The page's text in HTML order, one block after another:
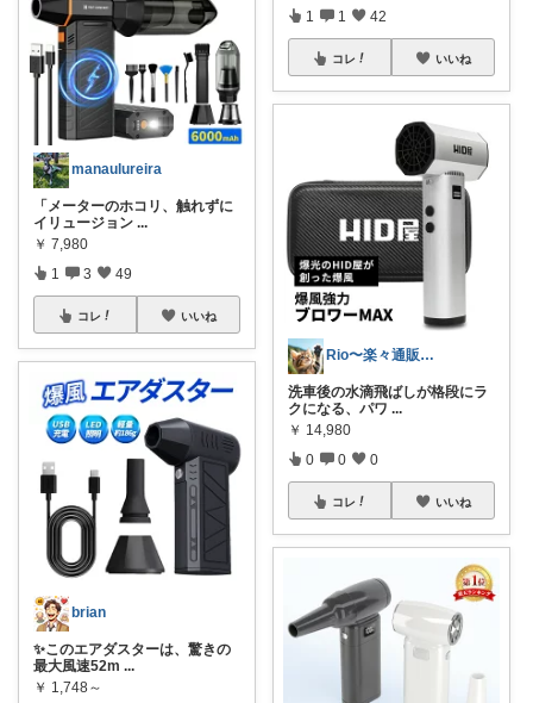
manaulureira
「メーターのホコリ、触れずに
イリュージョン ...
￥ 7,980
1 3 49
コレ いいね
brian
✨このエアダスターは、驚きの
最大風速52m ...
￥ 1,748～
1 1 42
コレ いいね
Rio〜楽々通販生活😊
洗車後の水滴飛ばしが格段にラ
クになる、パワ ...
￥ 14,980
0 0 0
コレ いいね